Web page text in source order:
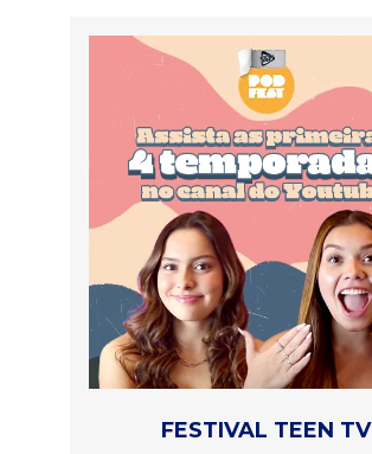
FESTIVAL TEEN TV